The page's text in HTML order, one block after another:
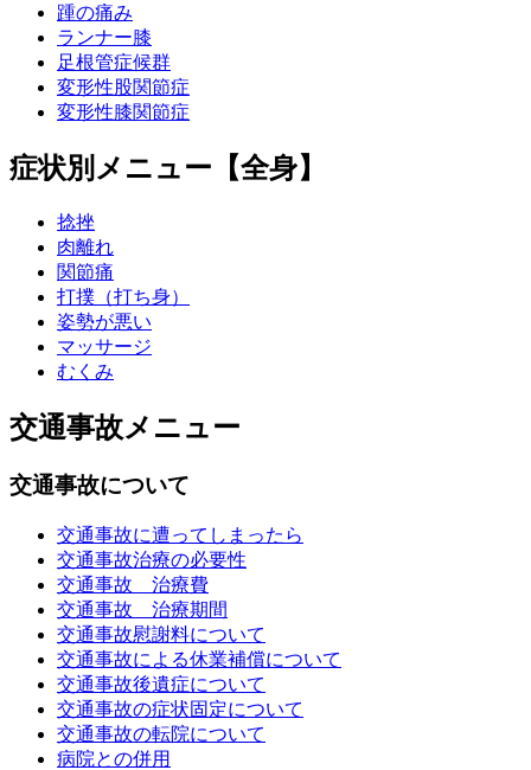
踵の痛み
ランナー膝
足根管症候群
変形性股関節症
変形性膝関節症
症状別メニュー【全身】
捻挫
肉離れ
関節痛
打撲（打ち身）
姿勢が悪い
マッサージ
むくみ
交通事故メニュー
交通事故について
交通事故に遭ってしまったら
交通事故治療の必要性
交通事故 治療費
交通事故 治療期間
交通事故慰謝料について
交通事故による休業補償について
交通事故後遺症について
交通事故の症状固定について
交通事故の転院について
病院との併用